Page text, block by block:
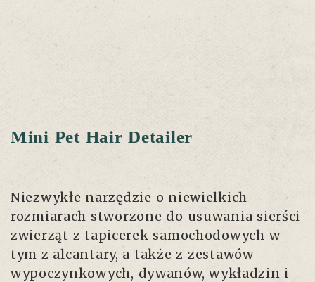
Mini Pet Hair Detailer
Niezwykłe narzędzie o niewielkich
rozmiarach stworzone do usuwania sierści
zwierząt z tapicerek samochodowych w
tym z alcantary, a także z zestawów
wypoczynkowych, dywanów, wykładzin i